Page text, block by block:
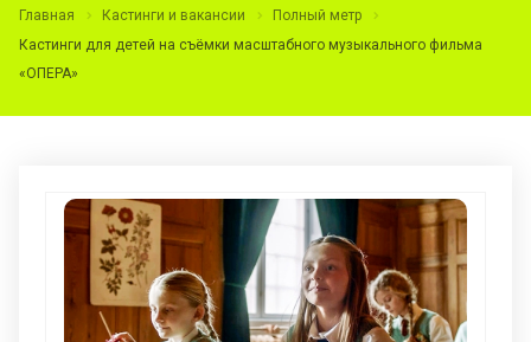
Главная Кастинги и вакансии
Полный метр
Кастинги для детей на съёмки масштабного музыкального фильма
«ОПЕРА»